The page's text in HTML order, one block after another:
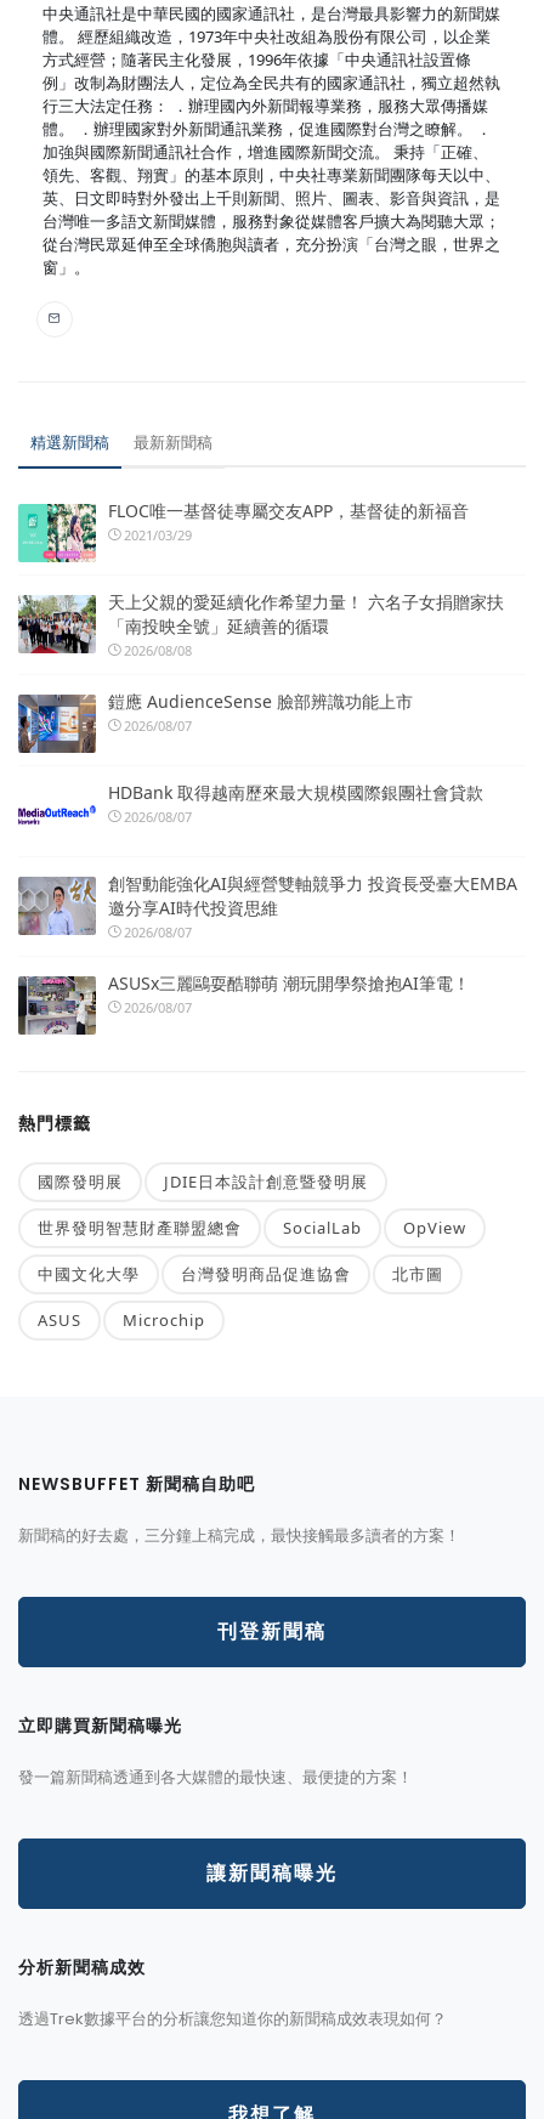
中央通訊社是中華民國的國家通訊社，是台灣最具影響力的新聞媒
體。 經歷組織改造，1973年中央社改組為股份有限公司，以企業
方式經營；隨著民主化發展，1996年依據「中央通訊社設置條
例」改制為財團法人，定位為全民共有的國家通訊社，獨立超然執
行三大法定任務： ．辦理國內外新聞報導業務，服務大眾傳播媒
體。 ．辦理國家對外新聞通訊業務，促進國際對台灣之瞭解。 ．
加強與國際新聞通訊社合作，增進國際新聞交流。 秉持「正確、
領先、客觀、翔實」的基本原則，中央社專業新聞團隊每天以中、
英、日文即時對外發出上千則新聞、照片、圖表、影音與資訊，是
台灣唯一多語文新聞媒體，服務對象從媒體客戶擴大為閱聽大眾；
從台灣民眾延伸至全球僑胞與讀者，充分扮演「台灣之眼，世界之
窗」。
精選新聞稿 最新新聞稿
FLOC唯一基督徒專屬交友APP，基督徒的新福音
2021/03/29
天上父親的愛延續化作希望力量！ 六名子女捐贈家扶
「南投映全號」延續善的循環
2026/08/08
鎧應 AudienceSense 臉部辨識功能上市
2026/08/07
HDBank 取得越南歷來最大規模國際銀團社會貸款
2026/08/07
創智動能強化AI與經營雙軸競爭力 投資長受臺大EMBA
邀分享AI時代投資思維
2026/08/07
ASUSx三麗鷗耍酷聯萌 潮玩開學祭搶抱AI筆電！
2026/08/07
熱門標籤
國際發明展 JDIE日本設計創意暨發明展
世界發明智慧財產聯盟總會 SocialLab OpView
中國文化大學 台灣發明商品促進協會 北市圖
ASUS Microchip
NEWSBUFFET 新聞稿自助吧
新聞稿的好去處，三分鐘上稿完成，最快接觸最多讀者的方案！
刊登新聞稿
立即購買新聞稿曝光
發一篇新聞稿透通到各大媒體的最快速、最便捷的方案！
讓新聞稿曝光
分析新聞稿成效
透過Trek數據平台的分析讓您知道你的新聞稿成效表現如何？